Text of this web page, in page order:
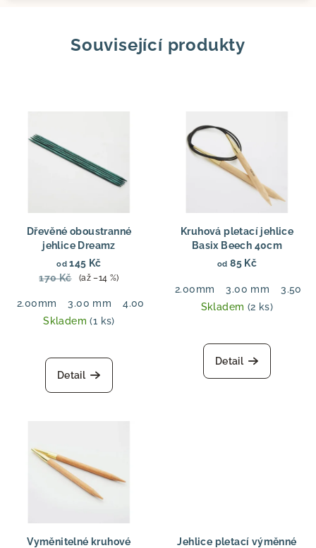
Související produkty
Dřevěné oboustranné
jehlice Dreamz
od 145 Kč
170 Kč
(až –14 %)
2.00mm 3.00 mm 4.00 mm 5.50 mm 6.00 mm
Skladem(1 ks)
Detail
Kruhová pletací jehlice
Basix Beech 40cm
od 85 Kč
2.00mm 3.00 mm
3.50
Skladem (2 ks)
Detail
Vyměnitelné kruhové
Jehlice pletací výměnné